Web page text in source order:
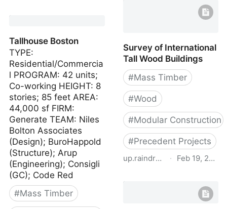
Tallhouse Boston
TYPE:
Residential/Commercia
l PROGRAM: 42 units;
Co-working HEIGHT: 8
stories; 85 feet AREA:
44,000 sf FIRM:
Generate TEAM: Niles
Bolton Associates
(Design); BuroHappold
(Structure); Arup
(Engineering); Consigli
(GC); Code Red
#Mass Timber
Survey of International
Tall Wood Buildings
#Mass Timber
#Wood
#Modular Construction
#Precedent Projects
up.raindrop.io· Feb 19, 2022
Tall Wood Buildings